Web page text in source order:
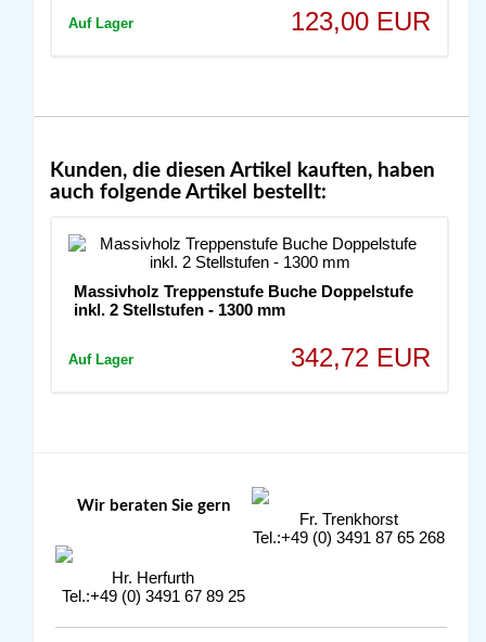
Auf Lager 123,00 EUR
Kunden, die diesen Artikel kauften, haben
auch folgende Artikel bestellt:
Massivholz Treppenstufe Buche Doppelstufe
inkl. 2 Stellstufen - 1300 mm
Auf Lager 342,72 EUR
Wir beraten Sie gern
Hr. Herfurth
Tel.:+49 (0) 3491 67 89 25
Fr. Trenkhorst
Tel.:+49 (0) 3491 87 65 268